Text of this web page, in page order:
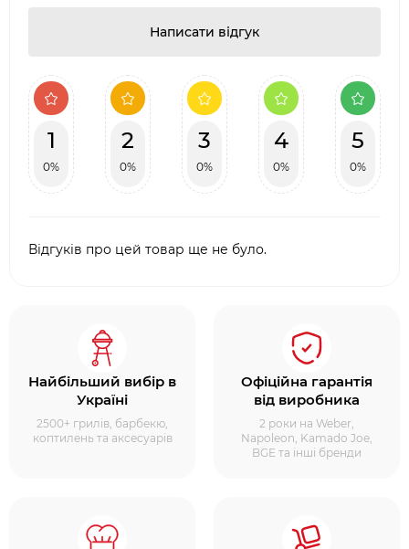
Написати відгук
1
0%
2
0%
3
0%
4
0%
5
0%
Відгуків про цей товар ще не було.
Найбільший вибір в
Україні
2500+ грилів, барбекю,
коптилень та аксесуарів
Офіційна гарантія
від виробника
2 роки на Weber,
Napoleon, Kamado Joe,
BGE та інші бренди